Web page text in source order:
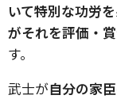
いて特別な功労
がそれを評価・
す。
武士が自分の家